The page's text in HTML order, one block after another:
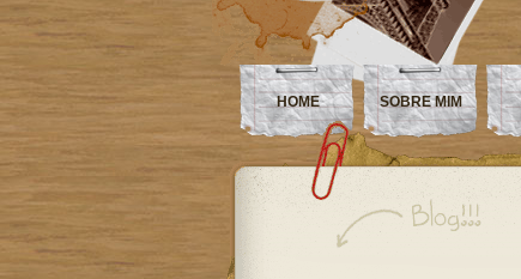
HOME SOBRE MIM